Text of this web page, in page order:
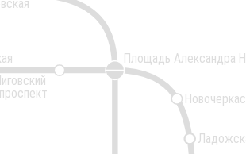
проспект
Площадь Александра